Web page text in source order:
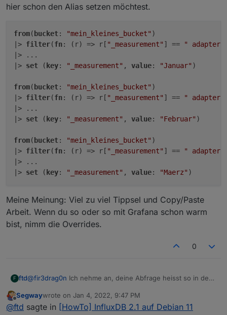
hier schon den Alias setzen möchtest.
from( bucket: "mein_kleines_bucket" )
|> filter(fn: (r) => r[ "_measurement" ] ==
"
|> ...
|> set ( key: "_measurement" , value: "Januar" )
from( bucket: "mein_kleines_bucket" )
|> filter(fn: (r) => r[ "_measurement" ] ==
"
|> ...
|> set ( key: "_measurement" , value: "Februar" )
from( bucket: "mein_kleines_bucket" )
|> filter(fn: (r) => r[ "_measurement" ] ==
"
|> ...
|> set ( key: "_measurement" , value: "Maerz"
Meine Meinung: Viel zu viel Tippsel und Copy/Paste
Arbeit. Wenn du so oder so mit Grafana schon warm
bist, nimm die Overrides.
0
F ftd@fir3drag0n Ich nehme an, deine Abfrage heisst so in der
from(bucket: "mein_kleines_bucket")
Offline
Segwaywrote on Jan 4, 2022, 9:47 PM
last edited by
@ftd sagte in [HowTo] InfluxDB 2.1 auf Debian 11